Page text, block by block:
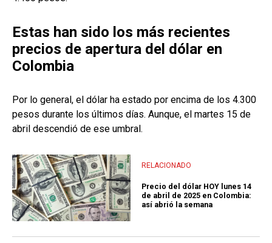
Estas han sido los más recientes
precios de apertura del dólar en
Colombia
Por lo general, el dólar ha estado por encima de los 4.300
pesos durante los últimos días. Aunque, el martes 15 de
abril descendió de ese umbral.
RELACIONADO
Precio del dólar HOY lunes 14
de abril de 2025 en Colombia:
así abrió la semana